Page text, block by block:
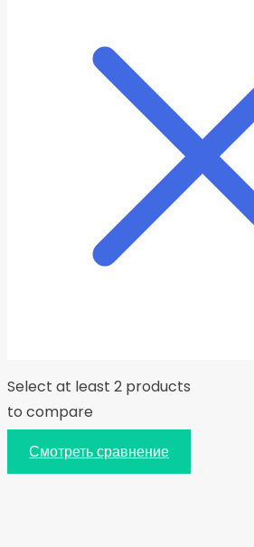
Select at least 2 products
to compare
Смотреть сравнение